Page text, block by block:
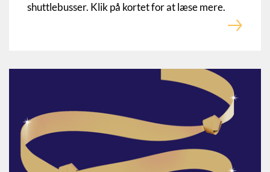
shuttlebusser. Klik på kortet for at læse mere.